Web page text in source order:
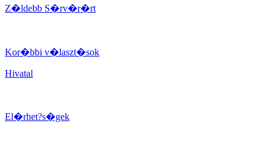
Z�ldebb S�rv�r�rt
Kor�bbi v�laszt�sok
Hivatal
El�rhet?s�gek